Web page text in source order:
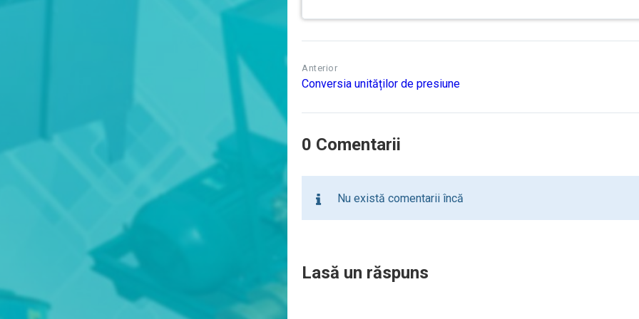
Anterior
Conversia unităților de presiune
0 Comentarii
Nu există comentarii încă
Lasă un răspuns